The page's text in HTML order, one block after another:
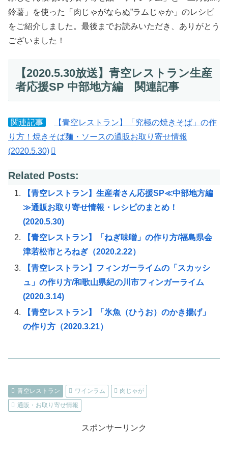
鈴薯」を使った「肉じゃがならぬ”ラムじゃか」のレシピ
をご紹介しました。最後までお読みいただき、ありがとう
ございました！
【2020.5.30放送】青空レストラン生産
者応援SP 中部地方編 関連記事
関連記事
【青空レストラン】「究極の焼きそば」の作
り方！焼きそば麺・ソースの通販お取り寄せ情報
(2020.5.30)
Related Posts:
【青空レストラン】生産者さん応援SP≪中部地方編
≫通販お取り寄せ情報・レシピのまとめ！
(2020.5.30)
【青空レストラン】「ねぎ味噌」の作り方/福島県会
津若松市とろねぎ（2020.2.22）
【青空レストラン】フィンガーライムの「スカッシ
ュ」の作り方/和歌山県紀の川市フィンガーライム
(2020.3.14)
【青空レストラン】「氷魚（ひうお）のかき揚げ」
の作り方（2020.3.21）
青空レストラン ワインラム
肉じゃが
通販・お取り寄せ情報
スポンサーリンク